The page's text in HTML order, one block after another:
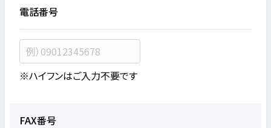
電話番号
※ハイフンはご入力不要です
FAX番号